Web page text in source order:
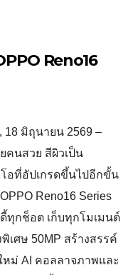
Reno16
ใน
มผัสประสบการณ์
ปเกรดไปอีกขั้น
ดป๊อป
มิถุนายน 2569 –
คนสวย สีผิวเป็น
อที่อัปเกรดขึ้นไปอีกขั้น
Reno16 Series
ทุกช็อต เก็บทุกโมเมนต์
ศษ 50MP สร้างสรรค์
หม่ AI คอลลาจภาพและ